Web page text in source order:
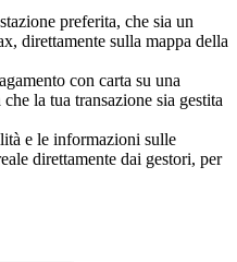
preferita, che sia un
direttamente sulla mappa della
con carta su una
la tua transazione sia gestita
e le informazioni sulle
direttamente dai gestori, per